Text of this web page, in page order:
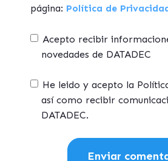
página: Política de
Acepto recibir
novedades de DATADEC
He leido y acepto la
así como recibir
DATADEC.